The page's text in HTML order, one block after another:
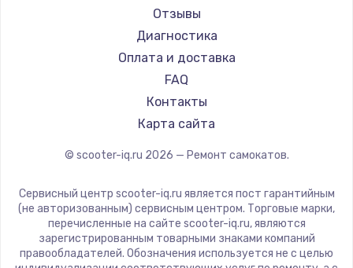
Minimotors
Bork
Segway
KIRIN
Отзывы
Диагностика
Оплата и доставка
FAQ
Контакты
Карта сайта
© scooter-iq.ru 2026 — Ремонт самокатов.
Сервисный центр scooter-iq.ru является пост гарантийным
(не авторизованным) сервисным центром. Торговые марки,
перечисленные на сайте scooter-iq.ru, являются
зарегистрированным товарными знаками компаний
правообладателей. Обозначения используется не с целью